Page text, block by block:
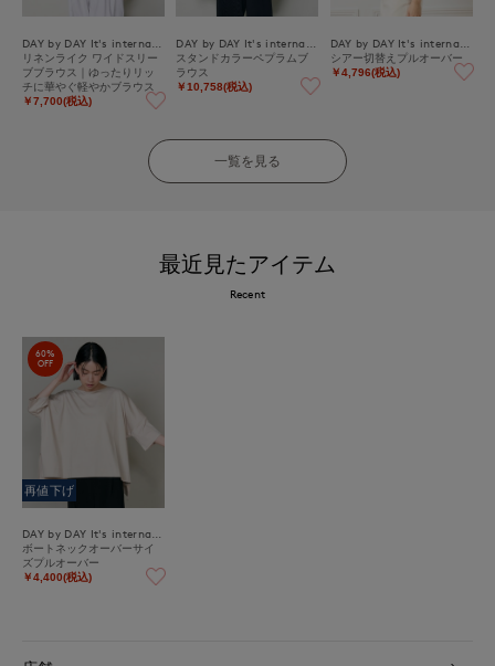
リネンライク ワイドスリー
ブブラウス｜ゆったりリッ
チに華やぐ軽やかブラウス
￥7,700(税込)
スタンドカラーペプラムブ
ラウス
￥10,758(税込)
シアー切替えプルオーバー
￥4,796(税込)
一覧を見る
最近見たアイテム
Recent
60%
OFF
再値下げ
ボートネックオーバーサイ
ズプルオーバー
￥4,400(税込)